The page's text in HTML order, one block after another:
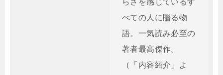
らさを感じているす
べての人に贈る物
語。一気読み必至の
著者最高傑作。
（「内容紹介」よ